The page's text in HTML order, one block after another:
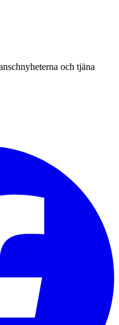
och tjäna